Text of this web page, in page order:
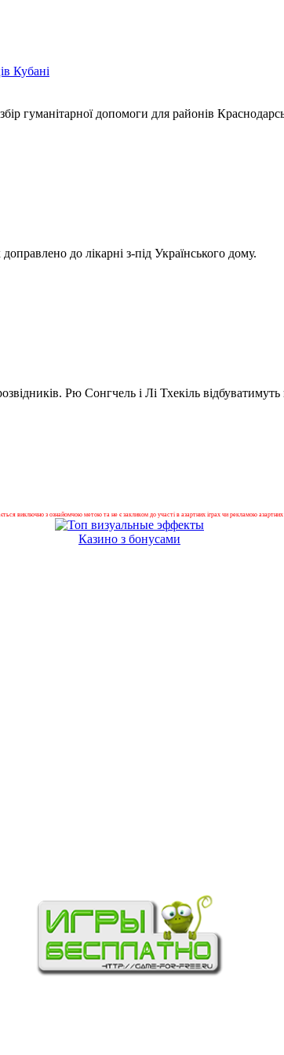
Кубані
гуманітарної допомоги для районів
до лікарні з-під Українського дому.
Рю Сонгчель і Лі Тхекіль
виключно з ознайомчою метою та не є закликом до участі в азартних іграх чи рекламою азартних
Казино з бонусами